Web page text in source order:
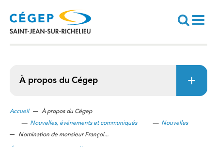
contenu
principal
Recherche
À propos du Cégep
Accueil
À propos du Cégep
— Nouvelles, événements et communiqués — Nouvelles
Nomination de monsieur Françoi...